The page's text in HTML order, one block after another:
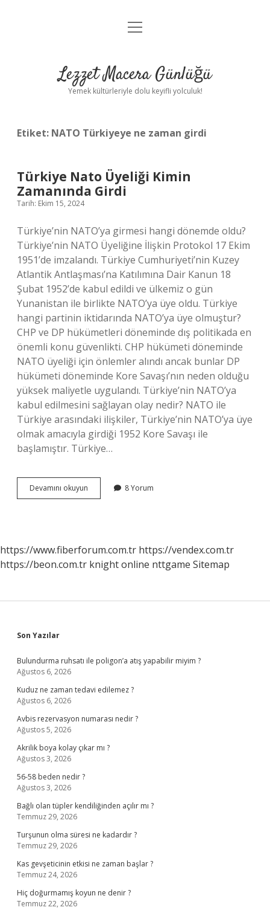
Anasayfa
Yasal Uyarı
menüyü
Lezzet Macera Günlüğü
Yemek kültürleriyle dolu keyifli yolculuk!
Etiket: NATO Türkiyeye ne zaman girdi
Türkiye Nato Üyeliği Kimin
Zamanında Girdi
Tarih: Ekim 15, 2024
Türkiye’nin NATO’ya girmesi hangi dönemde oldu?
Türkiye’nin NATO Üyeliğine İlişkin Protokol 17 Ekim
1951’de imzalandı. Türkiye Cumhuriyeti’nin Kuzey
Atlantik Antlaşması’na Katılımına Dair Kanun 18
Şubat 1952’de kabul edildi ve ülkemiz o gün
Yunanistan ile birlikte NATO’ya üye oldu. Türkiye
hangi partinin iktidarında NATO’ya üye olmuştur?
CHP ve DP hükümetleri döneminde dış politikada en
önemli konu güvenlikti. CHP hükümeti döneminde
NATO üyeliği için önlemler alındı ​​ancak bunlar DP
hükümeti döneminde Kore Savaşı’nın neden olduğu
yüksek maliyetle uygulandı. Türkiye’nin NATO’ya
kabul edilmesini sağlayan olay nedir? NATO ile
Türkiye arasındaki ilişkiler, Türkiye’nin NATO’ya üye
olmak amacıyla girdiği 1952 Kore Savaşı ile
başlamıştır. Türkiye…
Devamını okuyun
Nato
8 Yorum
https://www.fiberforum.com.tr https://vendex.com.tr
https://beon.com.tr knight online nttgame Sitemap
Sidebar
Son Yazılar
Bulundurma ruhsatı ile poligon’a atış yapabilir miyim ?
Ağustos 6, 2026
Kuduz ne zaman tedavi edilemez ?
Ağustos 6, 2026
Avbis rezervasyon numarası nedir ?
Ağustos 5, 2026
Akrilik boya kolay çıkar mı ?
Ağustos 3, 2026
56-58 beden nedir ?
Ağustos 3, 2026
Bağlı olan tüpler kendiliğinden açılır mı ?
Temmuz 29, 2026
Turşunun olma süresi ne kadardır ?
Temmuz 29, 2026
Kas gevşeticinin etkisi ne zaman başlar ?
Temmuz 24, 2026
Hiç doğurmamış koyun ne denir ?
Temmuz 22, 2026